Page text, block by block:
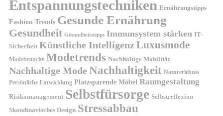
Entspannungstechniken Ernährungstipps
Fashion Trends Gesunde Ernährung
Gesundheit Gesundheitstipps Immunsystem stärken IT-
Sicherheit Künstliche IntelligenzLuxusmode
Modebranche Modetrends Nachhaltige Mobilität
Nachhaltige ModeNachhaltigkeit Naturerlebnis
Persönliche Entwicklung Platzsparende Möbel Raumgestaltung
Risikomanagement Selbstfürsorge Selbstreflexion
Skandinavisches Design Stressabbau